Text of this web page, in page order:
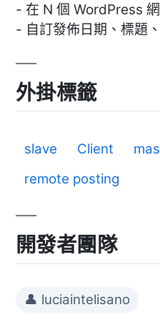
- 在 N 個 WordPress
- 自訂發佈日期、標題
外掛標籤
slave Client
remote posting
開發者團隊
👤 luciaintelisano